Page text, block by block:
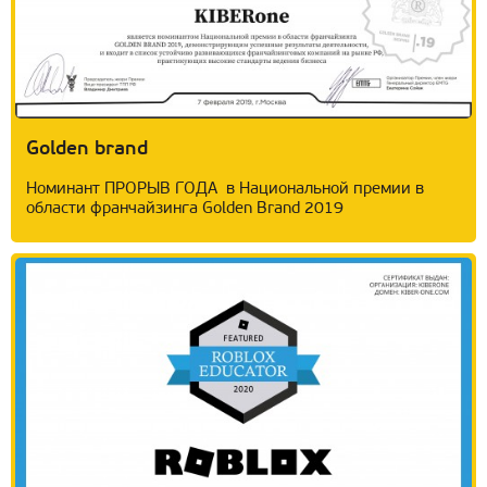
Golden brand
Нoминант ПРОРЫВ ГОДА в Национальной премии в
области франчайзинга Golden Brand 2019